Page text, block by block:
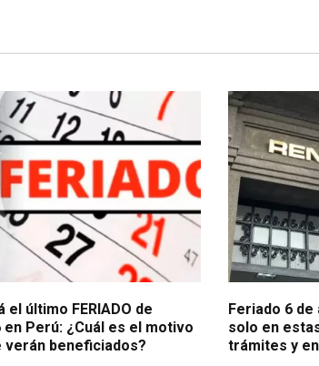
el último FERIADO de
Perú: ¿Cuál es el motivo
verán beneficiados?
Atención en
Feriado 6
solo en
trámites y